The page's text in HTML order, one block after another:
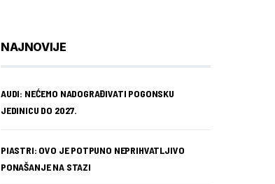
NAJNOVIJE
AUDI: NEĆEMO NADOGRAĐIVATI POGONSKU
JEDINICU DO 2027.
PIASTRI: OVO JE POTPUNO NEPRIHVATLJIVO
PONAŠANJE NA STAZI